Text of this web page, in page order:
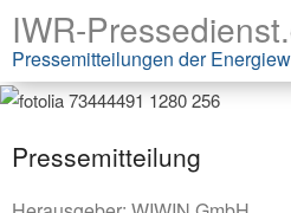
IWR-
Pressemitteilungen der
Pressemitteilung